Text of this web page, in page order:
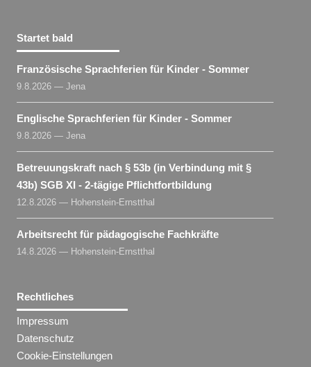
Startet bald
Französische Sprachferien für Kinder - Sommer
9.8.2026 — Jena
Englische Sprachferien für Kinder - Sommer
9.8.2026 — Jena
Betreuungskraft nach § 53b (in Verbindung mit §
43b) SGB XI - 2-tägige Pflichtfortbildung
12.8.2026 — Hohenstein-Ernstthal
Arbeitsrecht für pädagogische Fachkräfte
14.8.2026 — Hohenstein-Ernstthal
Rechtliches
Impressum
Datenschutz
Cookie-Einstellungen